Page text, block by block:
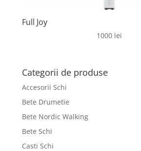
Full Joy
1000 lei
Categorii de produse
Accesorii Schi
Bete Drumetie
Bete Nordic Walking
Bete Schi
Casti Schi